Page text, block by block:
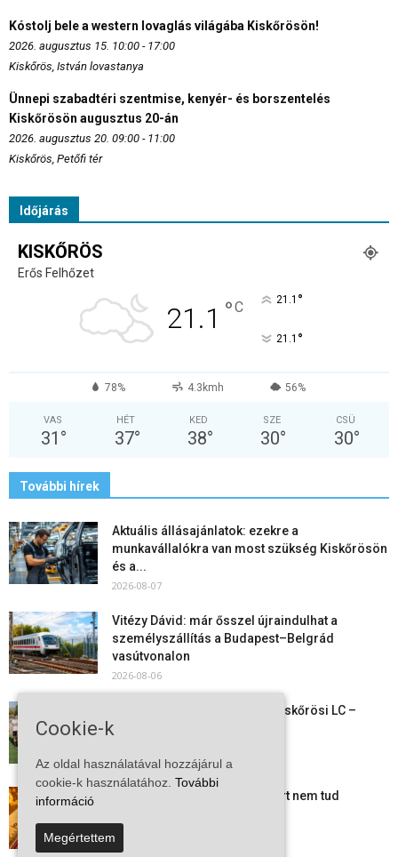
Kóstolj bele a western lovaglás világába Kiskőrösön!
2026. augusztus 15. 10:00 - 17:00
Kiskőrös, István lovastanya
Ünnepi szabadtéri szentmise, kenyér- és borszentelés
Kiskőrösön augusztus 20-án
2026. augusztus 20. 09:00 - 11:00
Kiskőrös, Petőfi tér
Időjárás
KISKŐRÖS
Erős Felhőzet
21.1 °C 21.1 °
21.1 °
78% 4.3kmh 56%
VAS
31 °
HÉT
37°
KED
38°
SZE
30°
CSÜ
30°
További hírek
Aktuális állásajánlatok: ezekre a
munkavállalókra van most szükség Kiskőrösön
és a...
2026-08-07
Vitézy Dávid: már ősszel újraindulhat a
személyszállítás a Budapest–Belgrád
vasútvonalon
2026-08-06
Megkezdte a felkészülést a Kiskőrösi LC –
együtt maradt a keret,...
Mi történik Európa felett? Ezért nem tud
2026-08-05
Cookie-k
Az oldal használatával hozzájárul a
cookie-k használatához. További
információ
Megértettem